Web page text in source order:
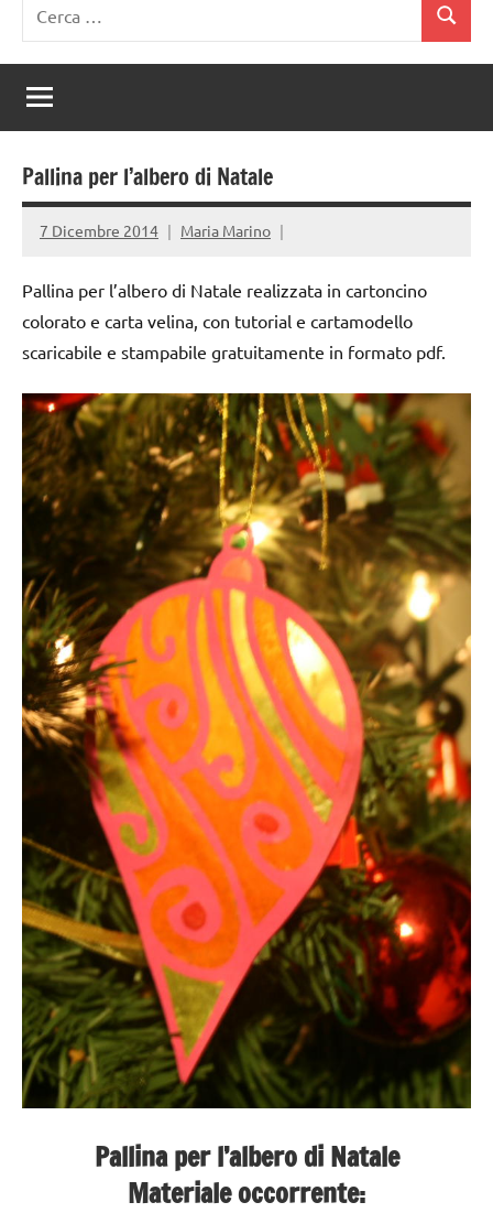
per:
Cerca
Pallina per l’albero di Natale
7 Dicembre 2014 Maria Marino
Pallina per l’albero di Natale realizzata in cartoncino
colorato e carta velina, con tutorial e cartamodello
scaricabile e stampabile gratuitamente in formato pdf.
Pallina per l’albero di Natale
Materiale occorrente: